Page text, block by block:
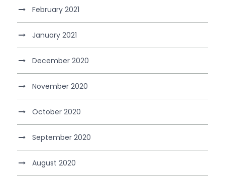
February 2021
January 2021
December 2020
November 2020
October 2020
September 2020
August 2020